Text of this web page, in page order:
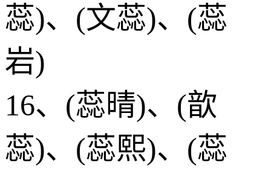
蕊)、(文蕊)、(蕊
岩)
16、(蕊晴)、(歆
蕊)、(蕊熙)、(蕊